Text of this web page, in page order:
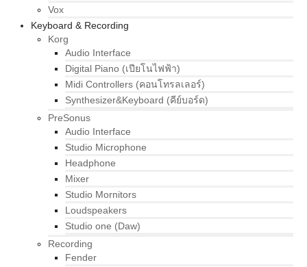
Vox
Keyboard & Recording
Korg
Audio Interface
Digital Piano (เปียโนไฟฟ้า)
Midi Controllers (คอนโทรลเลอร์)
Synthesizer&Keyboard (คีย์บอร์ด)
PreSonus
Audio Interface
Studio Microphone
Headphone
Mixer
Studio Mornitors
Loudspeakers
Studio one (Daw)
Recording
Fender